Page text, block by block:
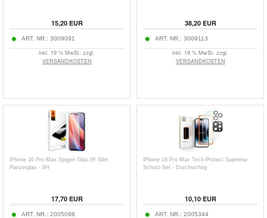
15,20EUR
ART. NR.: 3009091
inkl. 19 % MwSt. zzgl.
VERSANDKOSTEN
38,20EUR
ART. NR.: 3009113
inkl. 19 % MwSt. zzgl.
VERSANDKOSTEN
iPhone 16 Pro Max Spigen Glas.tR Slim
Panzerglas - 9H
17,70EUR
ART. NR.: 2005098
iPhone 16 Pro Max Tech-Protect Supreme
Schutz-Set - Durchsichtig
10,10EUR
ART. NR.: 2005344